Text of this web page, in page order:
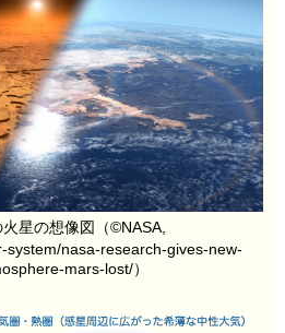
星の想像図（©NASA,
system/nasa-research-gives-new-
mars-lost/）